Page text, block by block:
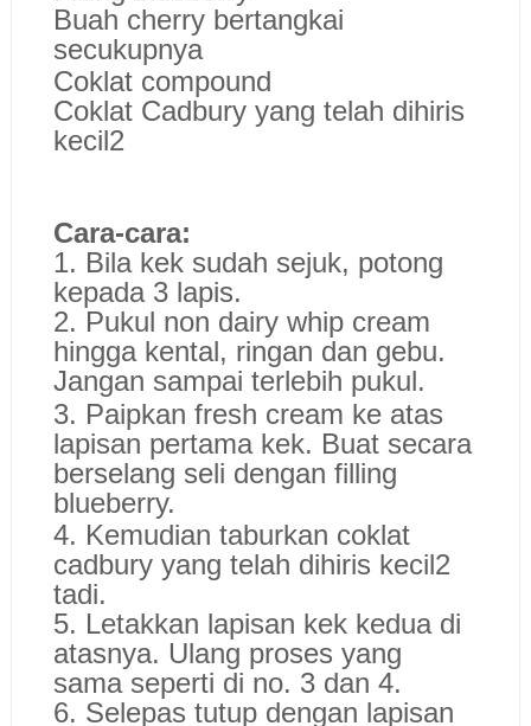
Buah cherry bertangkai
secukupnya
Coklat compound
Coklat Cadbury yang telah dihiris
kecil2
Cara-cara:
1. Bila kek sudah sejuk, potong
kepada 3 lapis.
2. Pukul non dairy whip cream
hingga kental, ringan dan gebu.
Jangan sampai terlebih pukul.
3. Paipkan fresh cream ke atas
lapisan pertama kek. Buat secara
berselang seli dengan filling
blueberry.
4. Kemudian taburkan coklat
cadbury yang telah dihiris kecil2
tadi.
5. Letakkan lapisan kek kedua di
atasnya. Ulang proses yang
sama seperti di no. 3 dan 4.
6. Selepas tutup dengan lapisan